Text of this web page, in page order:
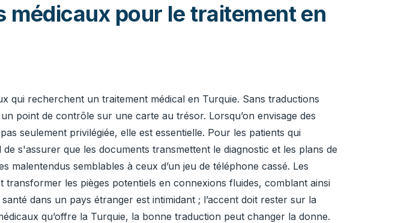
pour le traitement en
qui recherchent un traitement médical en Turquie. Sans traductions
point de contrôle sur une carte au trésor. Lorsqu’on envisage des
seulement privilégiée, elle est essentielle. Pour les patients qui
s'assurer que les documents transmettent le diagnostic et les plans de
semblables à ceux d’un jeu de téléphone cassé. Les
les pièges potentiels en connexions fluides, comblant ainsi
dans un pays étranger est intimidant ; l’accent doit rester sur la
qu’offre la Turquie, la bonne traduction peut changer la donne.